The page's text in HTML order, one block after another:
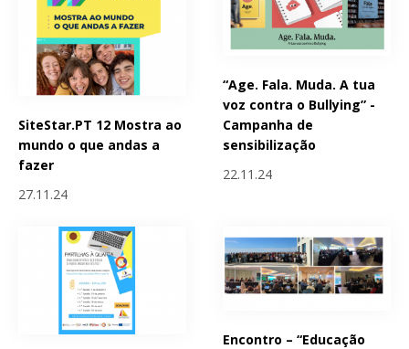
SiteStar.PT 12 Mostra ao
mundo o que andas a
fazer
27.11.24
“Age. Fala. Muda. A tua
voz contra o Bullying” -
Campanha de
sensibilização
22.11.24
Encontro – “Educação